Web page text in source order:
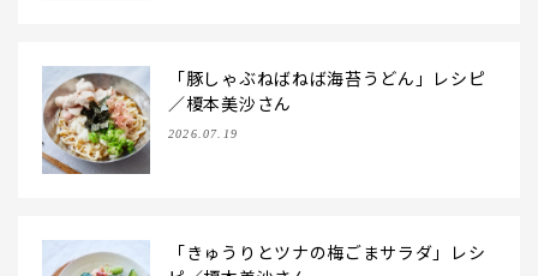
「豚しゃぶねばねば海苔うどん」レシピ
／榎本美沙さん
2026.07.19
「きゅうりとツナの梅ごまサラダ」レシ